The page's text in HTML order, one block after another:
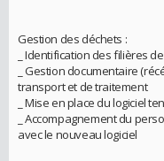
Gestion des déchets :
_ Identification des filières
_ Gestion documentaire
transport et de traitement
_ Mise en place du logiciel
_ Accompagnement du
avec le nouveau logiciel